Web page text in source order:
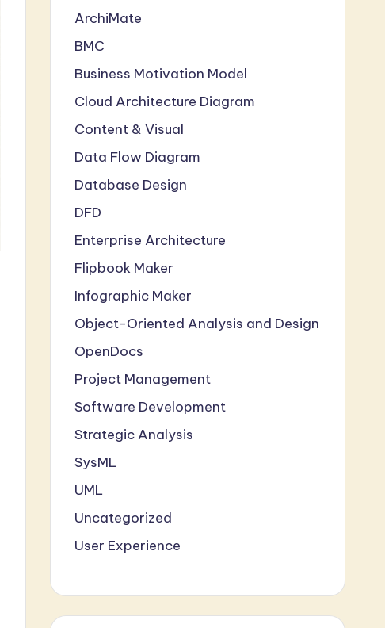
ArchiMate
BMC
Business Motivation Model
Cloud Architecture Diagram
Content & Visual
Data Flow Diagram
Database Design
DFD
Enterprise Architecture
Flipbook Maker
Infographic Maker
Object-Oriented Analysis and Design
OpenDocs
Project Management
Software Development
Strategic Analysis
SysML
UML
Uncategorized
User Experience